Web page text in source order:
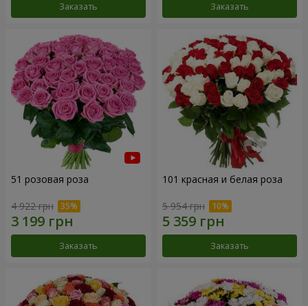
Заказать Заказать
51 розовая роза
4 922 грн
Заказать
101 красная и белая роза
5 954 грн
Заказать